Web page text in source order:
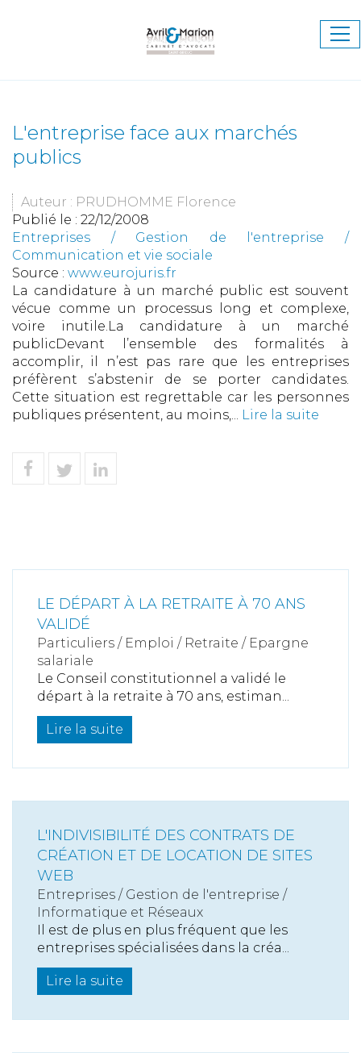
L'entreprise face aux marchés
publics
Auteur : PRUDHOMME Florence
Publié le : 22/12/2008
Entreprises / Gestion de l'entreprise /
Communication et vie sociale
Source : www.eurojuris.fr
La candidature à un marché public est souvent
vécue comme un processus long et complexe,
voire inutile.La candidature à un marché
publicDevant l’ensemble des formalités à
accomplir, il n’est pas rare que les entreprises
préfèrent s’abstenir de se porter candidates.
Cette situation est regrettable car les personnes
publiques présentent, au moins,... Lire la suite
LE DÉPART À LA RETRAITE À 70 ANS
VALIDÉ
Particuliers / Emploi / Retraite / Epargne
salariale
Le Conseil constitutionnel a validé le
départ à la retraite à 70 ans, estiman...
Lire la suite
L'INDIVISIBILITÉ DES CONTRATS DE
CRÉATION ET DE LOCATION DE SITES
WEB
Entreprises / Gestion de l'entreprise /
Informatique et Réseaux
Il est de plus en plus fréquent que les
entreprises spécialisées dans la créa...
Lire la suite